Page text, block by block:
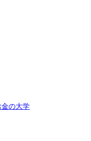
の大学